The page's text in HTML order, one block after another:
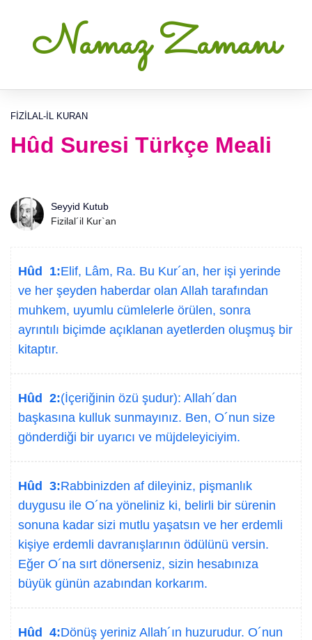
Namaz Zamanı
FIZILAL-IL KURAN
Hûd Suresi Türkçe Meali
Seyyid Kutub
Fizilal´il Kur`an
Hûd 1:Elif, Lâm, Ra. Bu Kur´an, her işi yerinde
ve her şeyden haberdar olan Allah tarafından
muhkem, uyumlu cümlelerle örülen, sonra
ayrıntılı biçimde açıklanan ayetlerden oluşmuş bir
kitaptır.
Hûd 2:(İçeriğinin özü şudur): Allah´dan
başkasına kulluk sunmayınız. Ben, O´nun size
gönderdiği bir uyarıcı ve müjdeleyiciyim.
Hûd 3:Rabbinizden af dileyiniz, pişmanlık
duygusu ile O´na yöneliniz ki, belirli bir sürenin
sonuna kadar sizi mutlu yaşatsın ve her erdemli
kişiye erdemli davranışlarının ödülünü versin.
Eğer O´na sırt dönerseniz, sizin hesabınıza
büyük günün azabından korkarım.
Hûd 4:Dönüş yeriniz Allah´ın huzurudur. O´nun